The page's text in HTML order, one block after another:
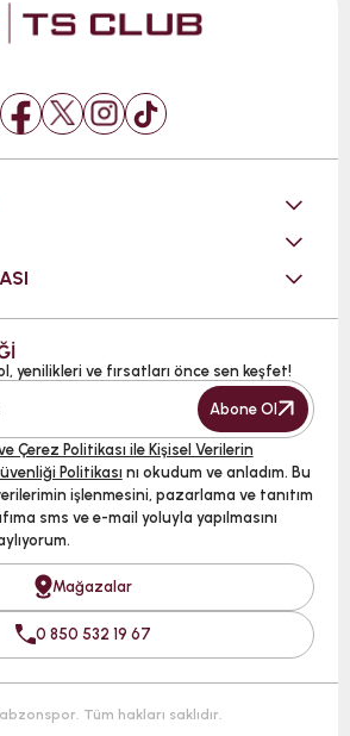
yenilikleri ve fırsatları önce sen keşfet!
Abone Ol
Çerez Politikası ile Kişisel Verilerin
Politikası nı okudum ve anladım. Bu
işlenmesini, pazarlama ve tanıtım
sms ve e-mail yoluyla yapılmasını
Mağazalar
0 850 532 19 67
Tüm hakları saklıdır.